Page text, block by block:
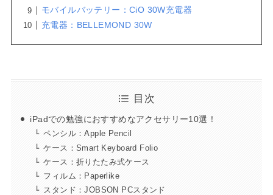
モバイルバッテリー：CiO 30W充電器
充電器：BELLEMOND 30W
目次
iPadでの勉強におすすめなアクセサリー10選！
ペンシル：Apple Pencil
ケース：Smart Keyboard Folio
ケース：折りたたみ式ケース
フィルム：Paperlike
スタンド：JOBSON PCスタンド